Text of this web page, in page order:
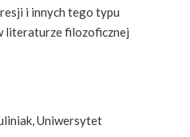
i innych tego typu
literaturze filozoficznej
Uniwersytet